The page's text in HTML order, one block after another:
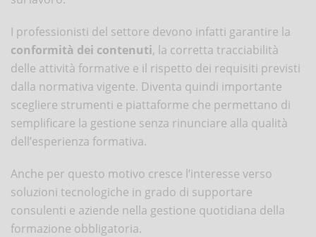
I professionisti del settore devono infatti garantire la
conformità dei contenuti, la corretta tracciabilità
delle attività formative e il rispetto dei requisiti previsti
dalla normativa vigente. Diventa quindi importante
scegliere strumenti e piattaforme che permettano di
semplificare la gestione senza rinunciare alla qualità
dell’esperienza formativa.
Anche per questo motivo cresce l’interesse verso
soluzioni tecnologiche in grado di supportare
consulenti e aziende nella gestione quotidiana della
formazione obbligatoria.